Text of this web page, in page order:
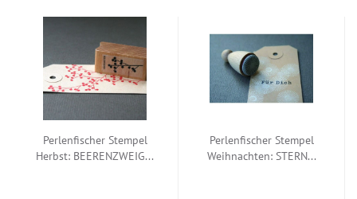
Perlenfischer Stempel
Herbst: BEERENZWEIG...
Perlenfischer Stempel
Weihnachten: STERN...